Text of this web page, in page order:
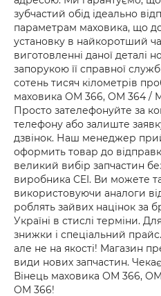
зубчастий обід ідеально
параметрам маховика, що
установку в найкоротший
виготовленні даної деталі
запорукою її справної
сотень тисяч кілометрів
маховика ОМ 366, ОМ 364 /
Просто зателефонуйте за
телефону або залиште
дзвінок. Наш менеджер
оформить товар до
великий вибір запчастин
виробника CEI. Ви можете
використовуючи аналоги
роблять зайвих націнок за
Україні в стислі терміни.
знижки і спеціальний
але не на якості! Магазин
види нових запчастин.
Вінець маховика ОМ 366,
OM 366!